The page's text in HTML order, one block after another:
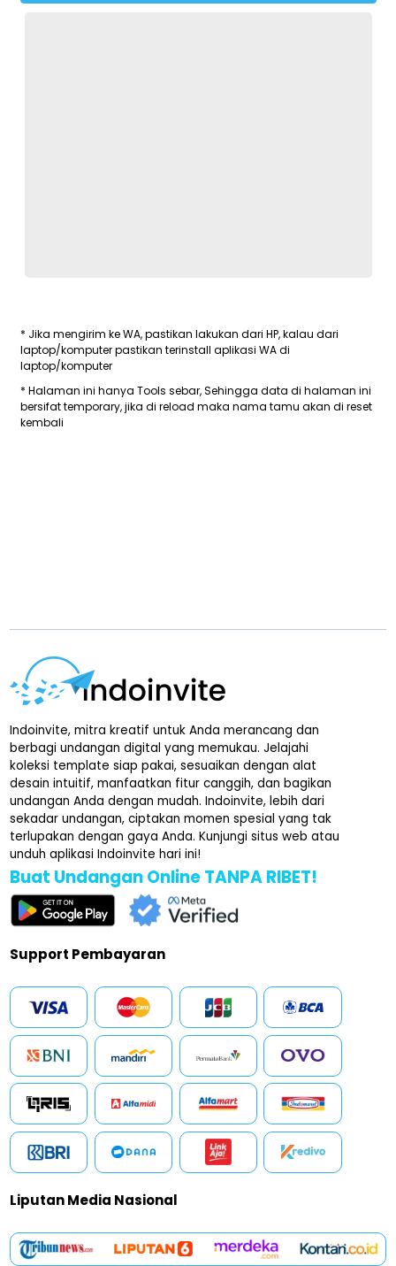
* Jika mengirim ke WA, pastikan lakukan dari HP, kalau dari
laptop/komputer pastikan terinstall aplikasi WA di
laptop/komputer
* Halaman ini hanya Tools sebar, Sehingga data di halaman ini
bersifat temporary, jika di reload maka nama tamu akan di reset
kembali
Indoinvite, mitra kreatif untuk Anda merancang dan
berbagi undangan digital yang memukau. Jelajahi
koleksi template siap pakai, sesuaikan dengan alat
desain intuitif, manfaatkan fitur canggih, dan bagikan
undangan Anda dengan mudah. Indoinvite, lebih dari
sekadar undangan, ciptakan momen spesial yang tak
terlupakan dengan gaya Anda. Kunjungi situs web atau
unduh aplikasi Indoinvite hari ini!
Buat Undangan Online TANPA RIBET!
Support Pembayaran
Liputan Media Nasional